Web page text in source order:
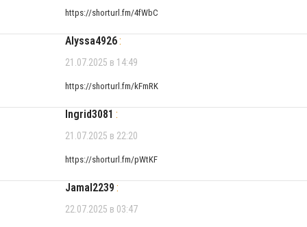
https://shorturl.fm/4fWbC
Alyssa4926:
21.07.2025 в 14:49
https://shorturl.fm/kFmRK
Ingrid3081 :
21.07.2025 в 22:20
https://shorturl.fm/pWtKF
Jamal2239 :
22.07.2025 в 03:47